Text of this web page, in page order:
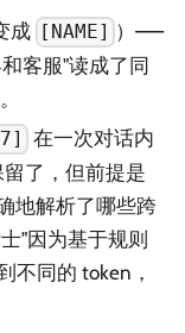
成 [NAME] ）——
客服"读成了同
。
在一次对话内
了，但前提是
地解析了哪些跨
"因为基于规则
不同的 token，